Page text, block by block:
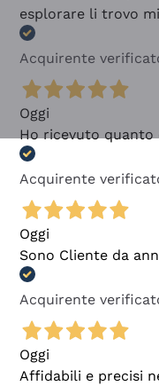
esplorare li trovo
Acquirente
Oggi
Ho ricevuto quanto
Acquirente
Oggi
Sono Cliente da
Acquirente
Oggi
Affidabili e precisi